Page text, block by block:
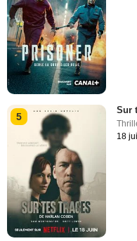
5
Sur
18